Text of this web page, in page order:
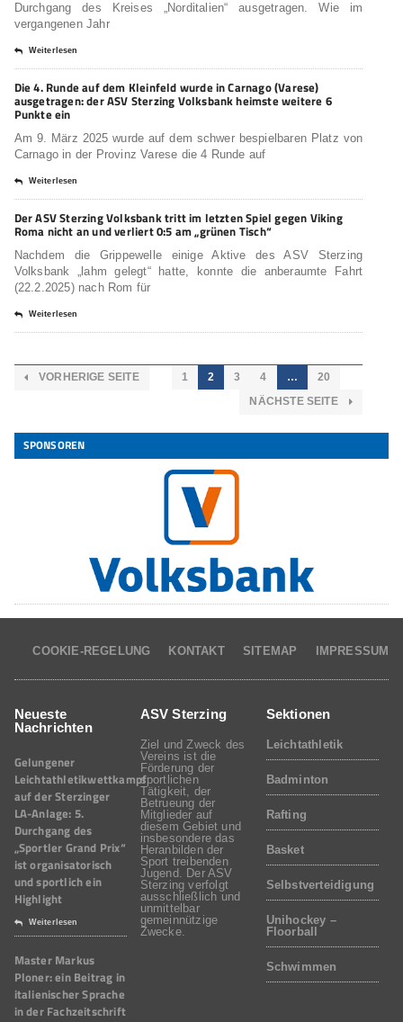
Durchgang des Kreises „Norditalien“ ausgetragen. Wie im
vergangenen Jahr
Weiterlesen
Die 4. Runde auf dem Kleinfeld wurde in Carnago (Varese)
ausgetragen: der ASV Sterzing Volksbank heimste weitere 6
Punkte ein
Am 9. März 2025 wurde auf dem schwer bespielbaren Platz von
Carnago in der Provinz Varese die 4 Runde auf
Weiterlesen
Der ASV Sterzing Volksbank tritt im letzten Spiel gegen Viking
Roma nicht an und verliert 0:5 am „grünen Tisch“
Nachdem die Grippewelle einige Aktive des ASV Sterzing
Volksbank „lahm gelegt“ hatte, konnte die anberaumte Fahrt
(22.2.2025) nach Rom für
Weiterlesen
VORHERIGE SEITE 1 2 3 4 …
20
NÄCHSTE SEITE
SPONSOREN
COOKIE-REGELUNG KONTAKT SITEMAP IMPRESSUM
Neueste
Nachrichten
Gelungener
Leichtathletikwettkampf
auf der Sterzinger
LA-Anlage: 5.
Durchgang des
„Sportler Grand Prix“
ist organisatorisch
und sportlich ein
Highlight
Weiterlesen
Master Markus
Ploner: ein Beitrag in
italienischer Sprache
in der Fachzeitschrift
ASV Sterzing
Ziel und Zweck des
Vereins ist die
Förderung der
sportlichen
Tätigkeit, der
Betrueung der
Mitglieder auf
diesem Gebiet und
insbesondere das
Heranbilden der
Sport treibenden
Jugend. Der ASV
Sterzing verfolgt
ausschließlich und
unmittelbar
gemeinnützige
Zwecke.
Sektionen
Leichtathletik
Badminton
Rafting
Basket
Selbstverteidigung
Unihockey –
Floorball
Schwimmen